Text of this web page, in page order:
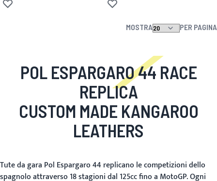
Aggiungi alla lista desideri Aggiungi alla lista desideri
MOSTRA PER PAGINA
POL ESPARGARO 44 RACE
REPLICA
CUSTOM MADE KANGAROO
LEATHERS
Tute da gara Pol Espargaro 44 replicano le competizioni dello
spagnolo attraverso 18 stagioni dal 125cc fino a MotoGP. Ogni